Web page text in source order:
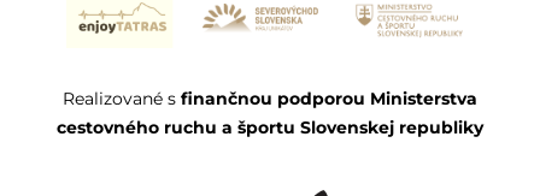
Realizované s finančnou podporou Ministerstva
cestovného ruchu a športu Slovenskej republiky